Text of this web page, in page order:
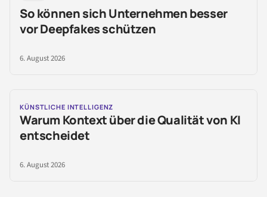
So können sich Unternehmen besser
vor Deepfakes schützen
6. August 2026
KÜNSTLICHE INTELLIGENZ
Warum Kontext über die Qualität von KI
entscheidet
6. August 2026